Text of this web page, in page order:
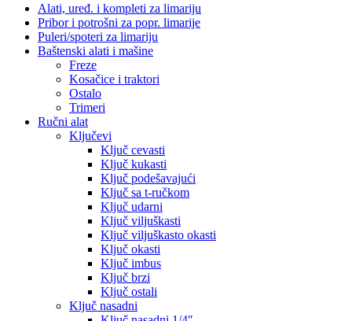
Alati, uređ. i kompleti za limariju
Pribor i potrošni za popr. limarije
Puleri/spoteri za limariju
Baštenski alati i mašine
Freze
Kosačice i traktori
Ostalo
Trimeri
Ručni alat
Ključevi
Ključ cevasti
Ključ kukasti
Ključ podešavajući
Ključ sa t-ručkom
Ključ udarni
Ključ viljuškasti
Ključ viljuškasto okasti
Ključ okasti
Ključ imbus
Ključ brzi
Ključ ostali
Ključ nasadni